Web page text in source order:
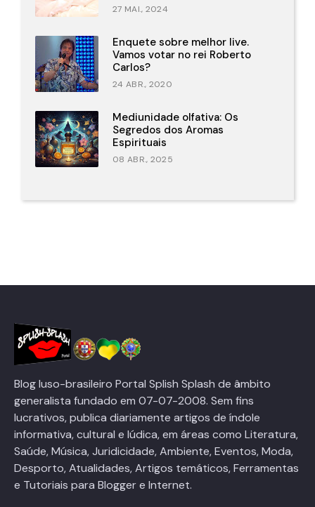
27 MAI., 2024
Enquete sobre melhor live.
Vamos votar no rei Roberto
Carlos?
24 ABR., 2020
Mediunidade olfativa: Os
Segredos dos Aromas
Espirituais
08 ABR., 2025
Blog luso-brasileiro Portal Splish Splash de âmbito
generalista fundado em 07-07-2008. Sem fins
lucrativos, publica diariamente artigos de índole
informativa, cultural e lúdica, em áreas como Literatura,
Saúde, Música, Juridicidade, Ambiente, Eventos, Moda,
Desporto, Atualidades, Artigos temáticos, Ferramentas
e Tutoriais para Blogger e Internet.